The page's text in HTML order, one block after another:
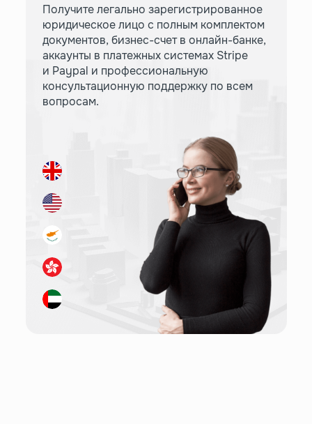
Получите легально зарегистрированное
юридическое лицо с полным комплектом
документов, бизнес-счет в онлайн-банке,
аккаунты в платежных системах Stripe
и Paypal и профессиональную
консультационную поддержку по всем
вопросам.